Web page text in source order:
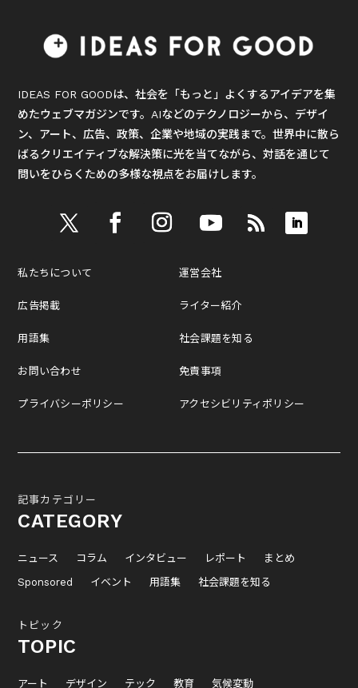
IDEAS FOR GOODは、社会を「もっと」よくするアイデアを集
めたウェブマガジンです。AIなどのテクノロジーから、デザイ
ン、アート、広告、政策、企業や地域の実践まで。世界中に散ら
ばるクリエイティブな解決策に光を当てながら、対話を通じて
問いをひらくための多様な視点をお届けします。
私たちについて
広告掲載
用語集
お問い合わせ
プライバシーポリシー
運営会社
ライター紹介
社会課題を知る
免責事項
アクセシビリティポリシー
記事カテゴリー
CATEGORY
ニュース コラム インタビュー レポート
まとめ
Sponsored
イベント 用語集 社会課題を知る
トピック
TOPIC
アート デザイン テック 教育 気候変動